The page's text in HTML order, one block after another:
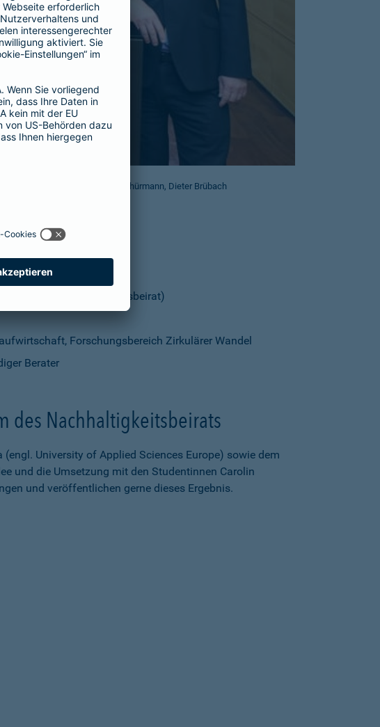
Georg Schürmann, Dieter Brübach
Nachhaltigkeitsbeirat)
Forschungsbereich Zirkulärer Wandel
Berater
des Nachhaltigkeitsbeirats
University of Applied Sciences Europe) sowie dem
und die Umsetzung mit den Studentinnen Carolin
und veröffentlichen gerne dieses Ergebnis.